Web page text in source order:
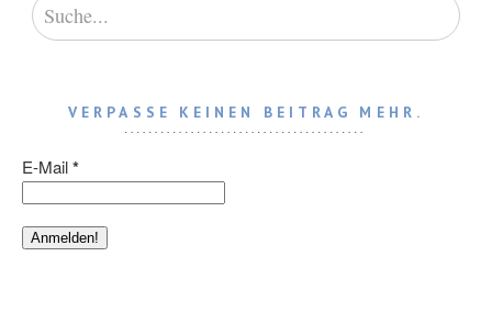
VERPASSE KEINEN BEITRAG MEHR.
E-Mail*